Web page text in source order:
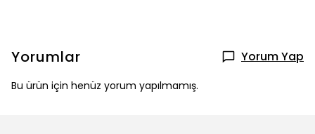
Yorumlar Yorum Yap
Bu ürün için henüz yorum yapılmamış.